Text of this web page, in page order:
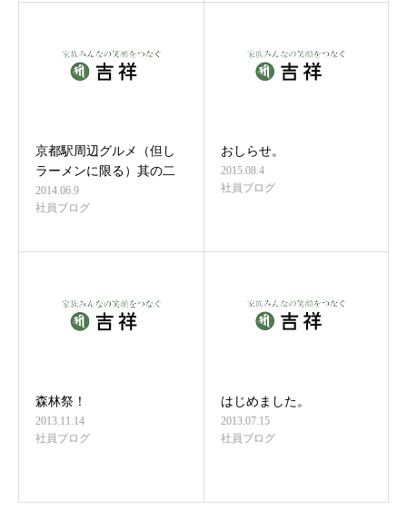
京都駅周辺グルメ（但し
ラーメンに限る）其の二
2014.06.9
社員ブログ
おしらせ。
2015.08.4
社員ブログ
森林祭！
2013.11.14
社員ブログ
はじめました。
2013.07.15
社員ブログ